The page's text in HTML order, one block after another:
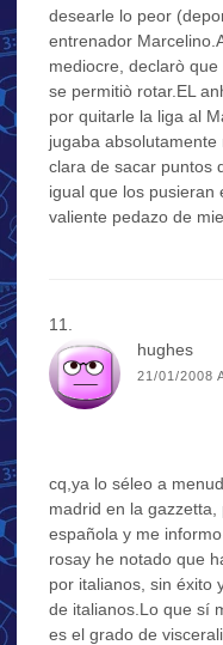
desearle lo peor
entrenador
mediocre, declarò
se permitiò rotar.EL
por quitarle la liga al
jugaba
clara de sacar puntos
igual que los pusieran
valiente pedazo de
hughes
21/01/2008
cq,ya lo séleo a
madrid en la
española y me
rosay he notado que
por italianos, sin éxito
de italianos.Lo que sí
es el grado de